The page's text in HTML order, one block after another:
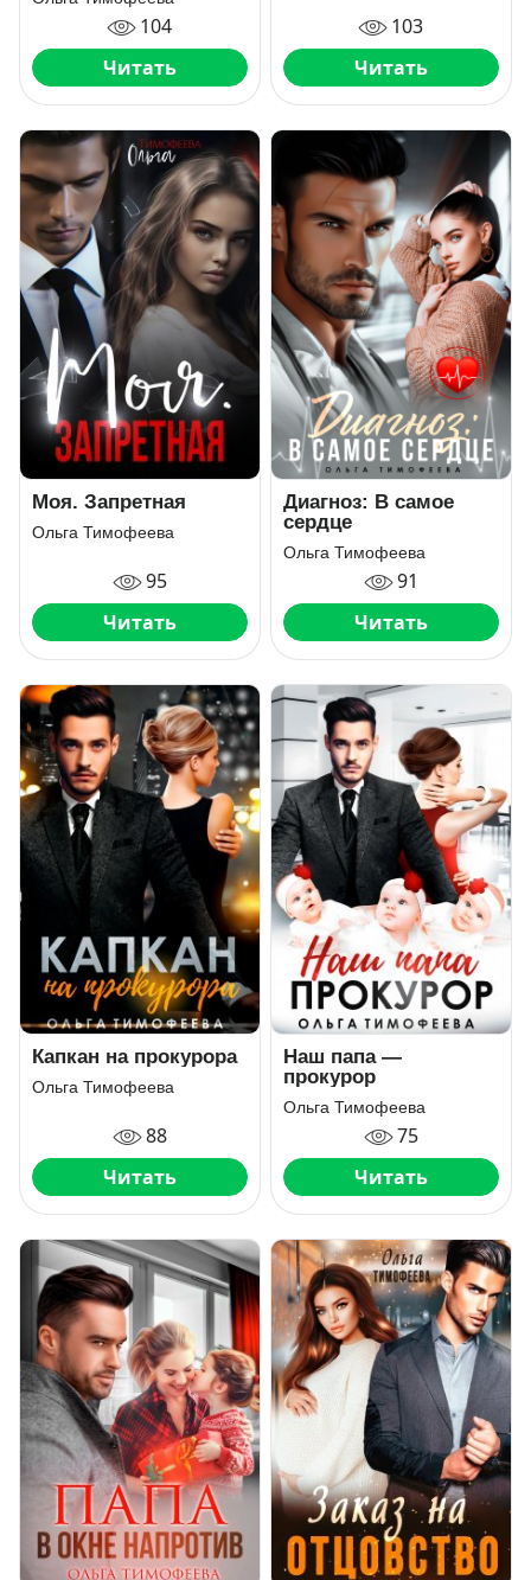
104
Читать
103
Читать
Моя. Запретная
Ольга Тимофеева
95
Читать
Диагноз: В самое
сердце
Ольга Тимофеева
91
Читать
Капкан на прокурора
Ольга Тимофеева
88
Читать
Наш папа —
прокурор
Ольга Тимофеева
75
Читать